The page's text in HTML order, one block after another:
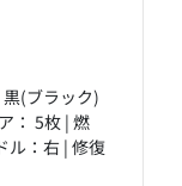
(ブラック)
： 5枚 | 燃
ル：右 | 修復